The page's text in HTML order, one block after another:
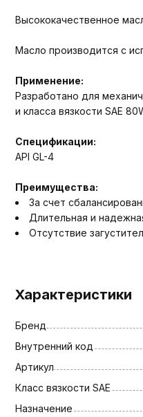
Высококачественное
Масло производится с
Применение:
Разработано для
и класса вязкости SAE
Спецификации:
API GL-4
Преимущества:
За счет
Длительная и
Отсутствие
Характеристики
Бренд
Внутренний код
Артикул
Класс вязкости SAE
Назначение